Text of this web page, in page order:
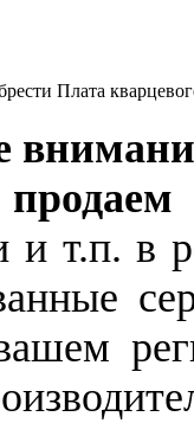
Плата
и т.п. в